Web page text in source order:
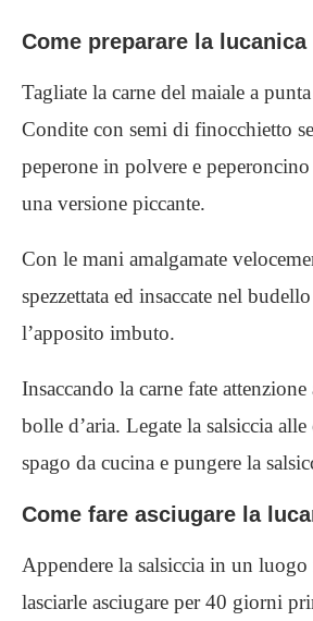
Come preparare la lucanica
Tagliate la carne del maiale a
Condite con semi di finocchietto
peperone in polvere e peperoncino
una versione piccante.
Con le mani amalgamate
spezzettata ed insaccate nel
l’apposito imbuto.
Insaccando la carne fate attenzione
bolle d’aria. Legate la salsiccia
spago da cucina e pungere la
Come fare asciugare la
Appendere la salsiccia in un luogo
lasciarle asciugare per 40 giorni